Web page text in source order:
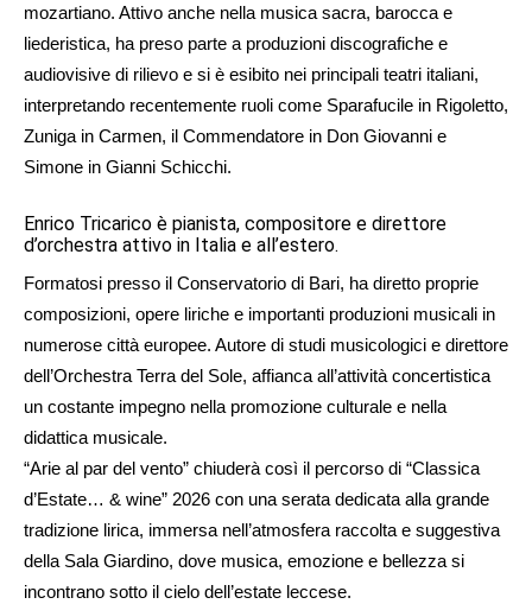
mozartiano. Attivo anche nella musica sacra, barocca e
liederistica, ha preso parte a produzioni discografiche e
audiovisive di rilievo e si è esibito nei principali teatri italiani,
interpretando recentemente ruoli come Sparafucile in Rigoletto,
Zuniga in Carmen, il Commendatore in Don Giovanni e
Simone in Gianni Schicchi.
Enrico Tricarico è pianista, compositore e direttore
d’orchestra attivo in Italia e all’estero.
Formatosi presso il Conservatorio di Bari, ha diretto proprie
composizioni, opere liriche e importanti produzioni musicali in
numerose città europee. Autore di studi musicologici e direttore
dell’Orchestra Terra del Sole, affianca all’attività concertistica
un costante impegno nella promozione culturale e nella
didattica musicale.
“Arie al par del vento” chiuderà così il percorso di “Classica
d’Estate… & wine” 2026 con una serata dedicata alla grande
tradizione lirica, immersa nell’atmosfera raccolta e suggestiva
della Sala Giardino, dove musica, emozione e bellezza si
incontrano sotto il cielo dell’estate leccese.